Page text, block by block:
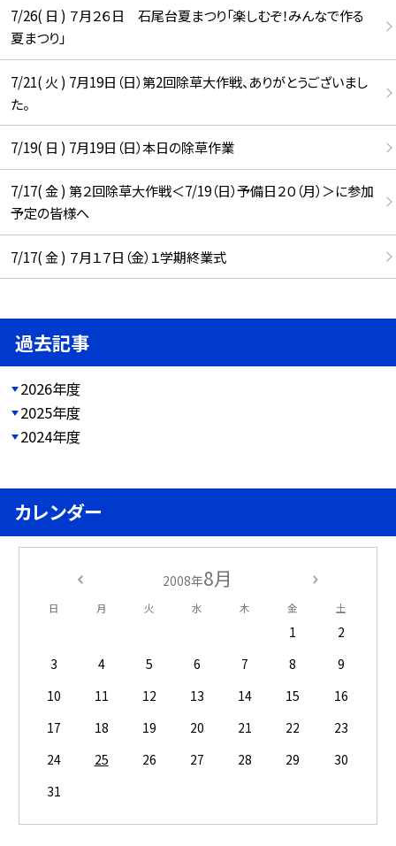
7/26( 日 ) ７月２６日 石尾台夏まつり「楽しむぞ！みんなで作る
夏まつり」
7/21( 火 ) 7月19日（日）第2回除草大作戦、ありがとうございまし
た。
7/19( 日 ) 7月19日（日）本日の除草作業
7/17( 金 ) 第２回除草大作戦＜7/19（日）予備日２０（月）＞に参加
予定の皆様へ
7/17( 金 ) ７月１７日（金）１学期終業式
過去記事
2026年度
2025年度
2024年度
カレンダー
2008年8月
日 月 火 水 木 金 土
1
2
3
4 5 6 7 8
9
10
11 12 13 14 15
16
17
18 19 20 21 22
23
24
25 26 27 28 29
30
31